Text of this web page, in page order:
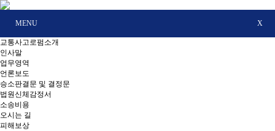
MENU X
교통사고로펌소개
인사말
업무영역
언론보도
승소판결문 및 결정문
법원신체감정서
소송비용
오시는 길
피해보상